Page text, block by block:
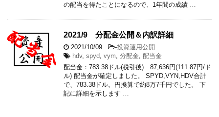
の配当を得たことになるので、1年間の成績 …
2021/9 分配金公開＆内訳詳細
2021/10/09 -投資運用公開
hdv, spyd vym 分配金 配当金
配当金：783.38ドル(税引後) 87,636円(111.87円/ド
ル) 配当金が確定しました。 SPYD,VYN,HDV合計
で、783.38ドル。円換算で約8万7千円でした。 下
記に詳細を示します …